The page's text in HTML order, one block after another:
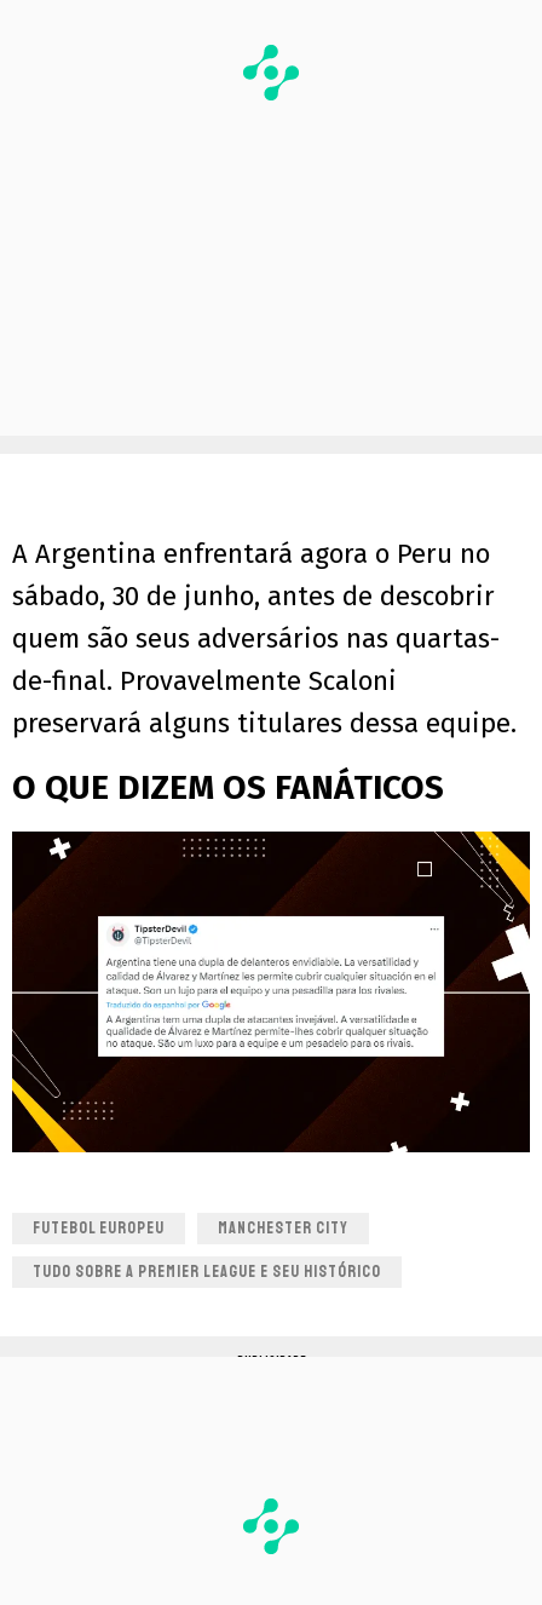
A Argentina enfrentará agora o Peru no
sábado, 30 de junho, antes de descobrir
quem são seus adversários nas quartas-
de-final. Provavelmente Scaloni
preservará alguns titulares dessa equipe.
O QUE DIZEM OS FANÁTICOS
FUTEBOL EUROPEU MANCHESTER CITY
TUDO SOBRE A PREMIER LEAGUE E SEU HISTÓRICO
PUBLICIDADE